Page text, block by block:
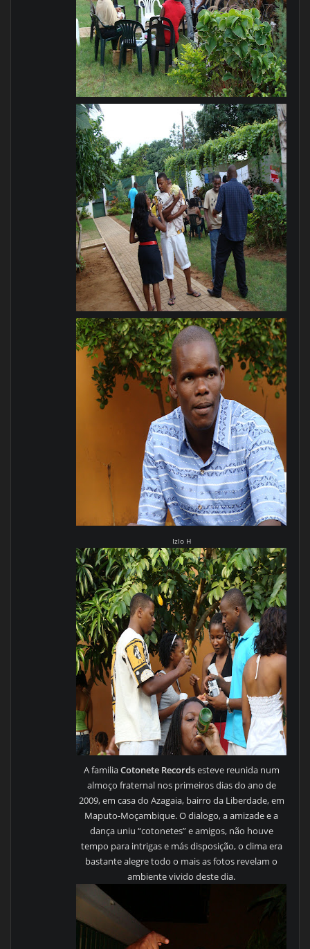
Izlo H
A familiaCotonete Recordsesteve reunida num
almoço fraternal nos primeiros dias do ano de
2009, em casa do Azagaia, bairro da Liberdade, em
Maputo-Moçambique. O dialogo, a amizade e a
dança uniu “cotonetes” e amigos, não houve
tempo para intrigas e más disposição, o clima era
bastante alegre todo o mais as fotos revelam o
ambiente vivido deste dia.